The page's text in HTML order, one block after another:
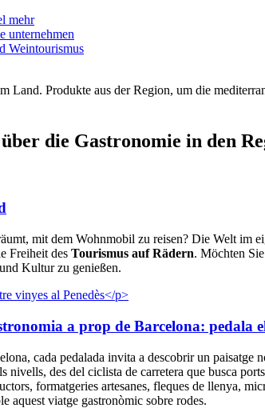
mehr
unternehmen
Weintourismus
Land. Produkte aus der Region, um die
über die Gastronomie in den
mit dem Wohnmobil zu reisen? Die Welt im
Freiheit des Tourismus auf Rädern. Möchten
Kultur zu genießen.
a prop de Barcelona: pedala
cada pedalada invita a descobrir un paisatge
nivells, des del ciclista de carretera que busca
formatgeries artesanes, fleques de llenya,
aquest viatge gastronòmic sobre rodes.